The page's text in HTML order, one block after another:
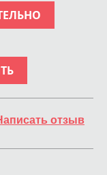
отзыв